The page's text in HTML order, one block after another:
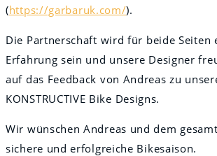
(https://garbaruk.com/).
Die Partnerschaft wird für beide Seiten
Erfahrung sein und unsere Designer
auf das Feedback von Andreas zu
KONSTRUCTIVE Bike Designs.
Wir wünschen Andreas und dem
sichere und erfolgreiche Bikesaison.